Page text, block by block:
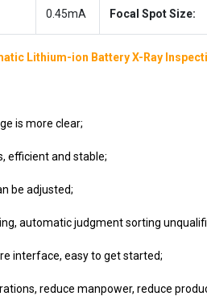
0.45mA Focal Spot Size:
Lithium-ion Battery X-Ray
is more clear;
efficient and stable;
be adjusted;
automatic judgment sorting
interface, easy to get started;
reduce manpower, reduce